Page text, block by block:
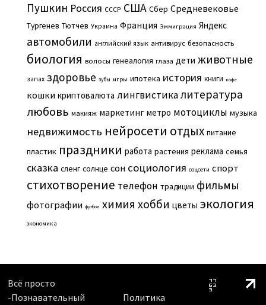
Пушкин Россия СССР США Сбер Средневековье
Тургенев Тютчев Украина Франция Эммиграция Яндекс
автомобили английский язык антивирус безопасность
биология волосы генеалогия глаза дети животные
запах здоровье зубы игры ипотека история книги кофе
кошки криптовалюта лингвистикалитература
любовь макияж маркетинг метро мотоциклы музыка
недвижимость нейросети отдых питание
пластик праздники работа растения реклама семья
сказка сленг солнце сон социология соцсети спорт
стихотворение телефон традиции фильмы
фотографии футбол химия хобби цветы экология
экономика
Всё просто
-Познавательный
Политика